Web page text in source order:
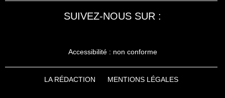
SUIVEZ-NOUS SUR :
Accessibilité : non conforme
LA RÉDACTION MENTIONS LÉGALES